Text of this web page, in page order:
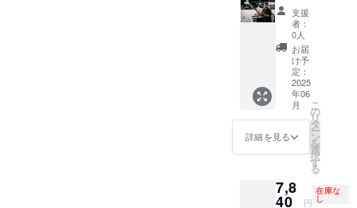
艶出し
保護 ・
窓ガラ
ス鱗汚
れ除去
・窓ガ
ラス撥
水コー
ティン
グ ・室
内簡易
クリー
ニング
ラス、
ダッ
い。※紹
介内容
は企業
に関す
る事、
商品に
関する
内容に
限らせ
ていた
だきま
す。
洗車で
は改善
できな
い傷や
水垢を
除去し
細部ま
で完璧
に仕上
げ、過
剰なま
での美
しさを
たしま
す。 さ
間掲載
させて
いただ
きま
す。
（過去
動画含
む全て
の動画
概要欄
に期間
内記載
させて
す） □
必要事
YouTub
e概要欄
へ広告
掲載
□内容
YouTub
eチャン
ネルの
動画概
要欄に
てご支
援いた
した企
業様の
支援
者：
0人
お届
け予
定：
2025
年06
月
詳細を見る
こ
の
リ
タ
ー
ン
を
選
択
す
る
7,8
40 円
在庫な
し